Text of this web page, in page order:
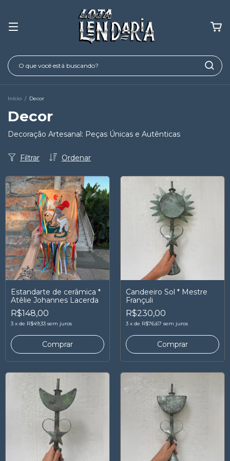
Início / Decor
Decor
Decoração Artesanal: Peças Únicas e Autênticas
Ordenar
Filtrar
Estandarte de cerâmica *
Atêlie Johannes Lacerda
R$148,00
3 x de R$49,33 sem juros
Candeeiro Sol * Mestre
Françuli
R$230,00
3 x de R$76,67 sem juros